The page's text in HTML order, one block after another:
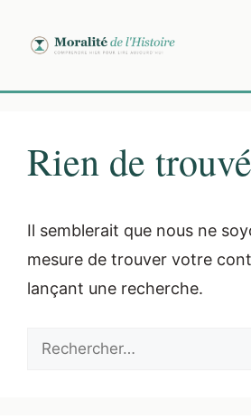
contenu
Rien de trouvé
Il semblerait que nous ne
mesure de trouver votre
lançant une recherche.
Rechercher :